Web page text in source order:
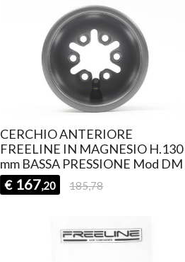
CERCHIO ANTERIORE
FREELINE IN MAGNESIO H.130
mm BASSA PRESSIONE Mod DM
€ 167,20 185,78